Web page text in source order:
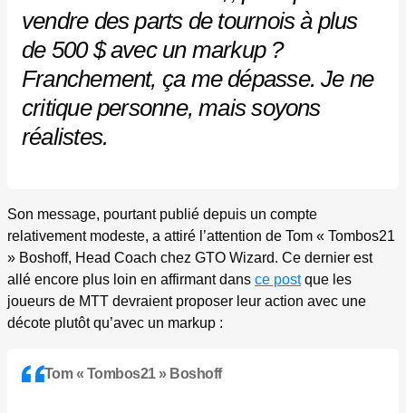
vendre des parts de tournois à plus
de 500 $ avec un markup ?
Franchement, ça me dépasse. Je ne
critique personne, mais soyons
réalistes.
Son message, pourtant publié depuis un compte
relativement modeste, a attiré l’attention de Tom « Tombos21
» Boshoff, Head Coach chez GTO Wizard. Ce dernier est
allé encore plus loin en affirmant dans ce postque les
joueurs de MTT devraient proposer leur action avec une
décote plutôt qu’avec un markup :
Tom « Tombos21 » Boshoff